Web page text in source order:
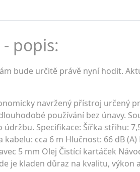
popis:
bude určitě právě nyní hodit.
navržený přístroj určený
používání bez únavy.
Specifikace: Šířka střihu:
cca 6 m Hlučnost: 66 dB
5 mm Olej Čistící kartáček
je kladen důraz na kvalitu, výkon